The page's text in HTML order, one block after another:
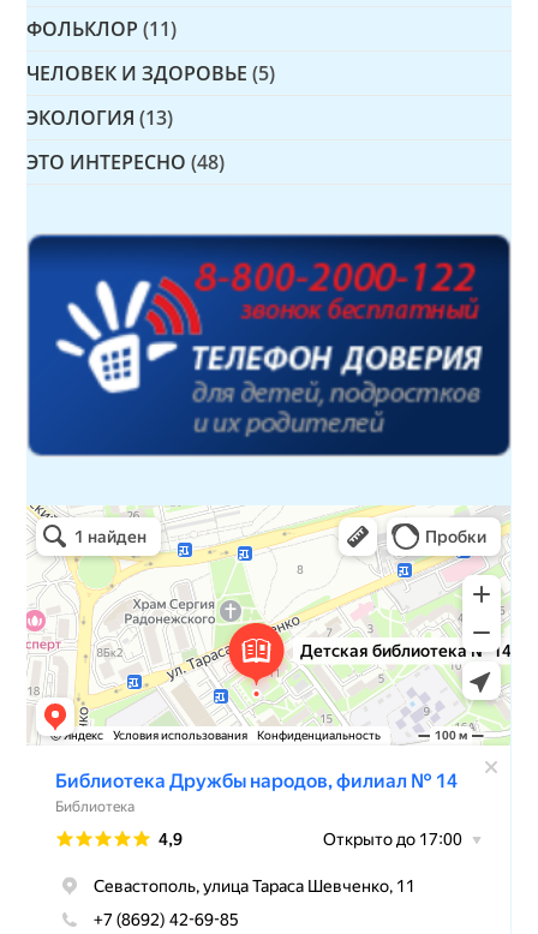
ФОЛЬКЛОР (11)
ЧЕЛОВЕК И ЗДОРОВЬЕ (5)
ЭКОЛОГИЯ (13)
ЭТО ИНТЕРЕСНО (48)
Детская библиотека № 14 Дружбы народов
Библиотека в Севастополе